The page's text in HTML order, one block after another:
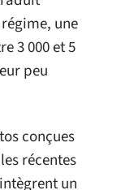
une
3 000 et 5
peu
conçues
récentes
un